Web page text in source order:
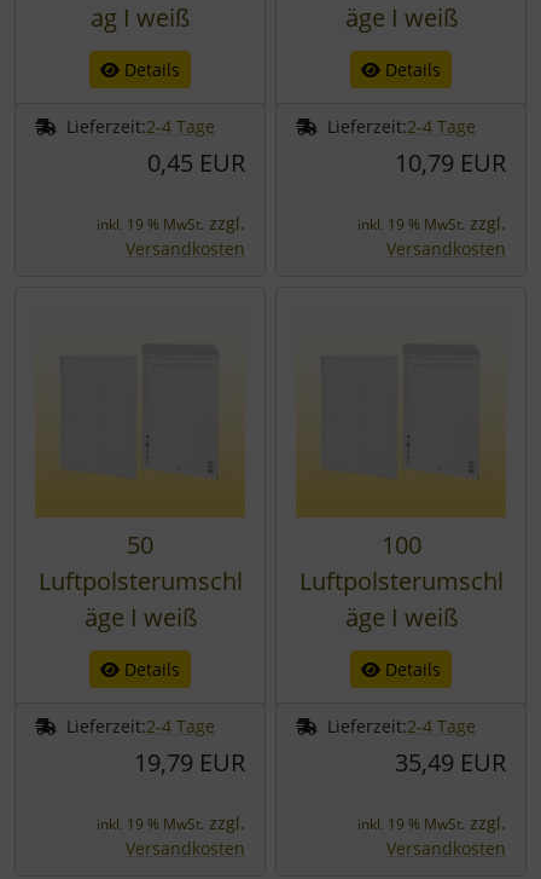
ag I weiß
Details
Lieferzeit:2-4 Tage
0,45 EUR
inkl. 19 % MwSt. zzgl.
Versandkosten
äge I weiß
Details
Lieferzeit:2-4 Tage
10,79 EUR
inkl. 19 % MwSt. zzgl.
Versandkosten
50
Luftpolsterumschl
äge I weiß
Details
Lieferzeit:2-4 Tage
19,79 EUR
inkl. 19 % MwSt. zzgl.
Versandkosten
100
Luftpolsterumschl
äge I weiß
Details
Lieferzeit:2-4 Tage
35,49 EUR
inkl. 19 % MwSt. zzgl.
Versandkosten